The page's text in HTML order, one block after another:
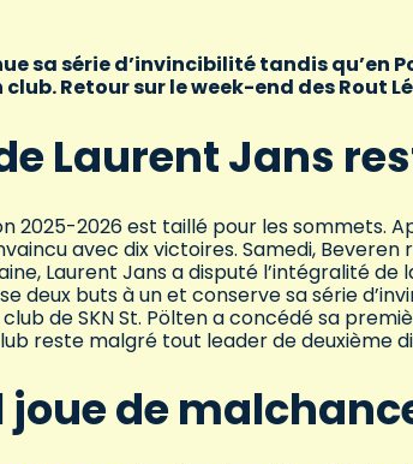
sa série d’invincibilité tandis qu’en
Retour sur le week-end des Rout
Laurent Jans
2025-2026 est taillé pour les sommets.
avec dix victoires. Samedi, Beveren
Laurent Jans a disputé l’intégralité
deux buts à un et conserve sa série
de SKN St. Pölten a concédé sa
reste malgré tout leader de deuxième
joue de